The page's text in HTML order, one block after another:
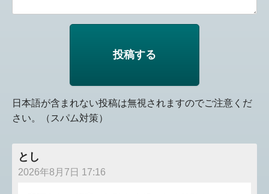
日本語が含まれない投稿は無視されますのでご注意くだ
さい。（スパム対策）
とし
2026年8月7日 17:16